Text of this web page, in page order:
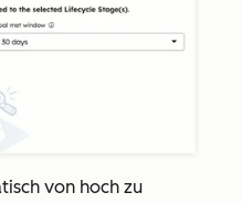
von hoch zu